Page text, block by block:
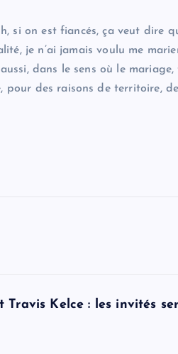
si on est fiancés, ça veut dire
je n’ai jamais voulu me
dans le sens où le
pour des raisons de territoire,
Travis Kelce : les invités